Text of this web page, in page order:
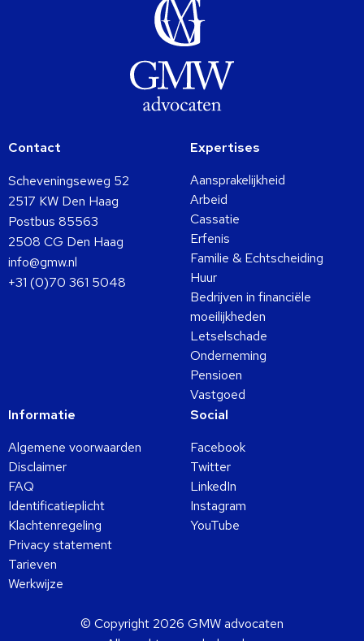
Contact
Scheveningseweg 52
2517 KW Den Haag
Postbus 85563
2508 CG Den Haag
info@gmw.nl
+31 (0)70 361 5048
Expertises
Aansprakelijkheid
Arbeid
Cassatie
Erfenis
Familie & Echtscheiding
Huur
Bedrijven in financiële
moeilijkheden
Letselschade
Onderneming
Pensioen
Vastgoed
Informatie
Algemene voorwaarden
Disclaimer
FAQ
Identificatieplicht
Klachtenregeling
Privacy statement
Tarieven
Werkwijze
Social
Facebook
Twitter
LinkedIn
Instagram
YouTube
© Copyright 2026 GMW advocaten